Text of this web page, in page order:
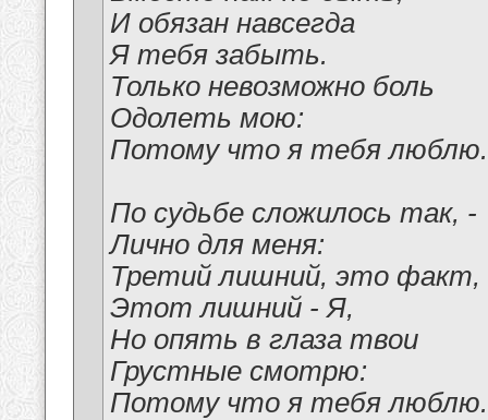
И обязан навсегда
Я тебя забыть.
Только невозможно боль
Одолеть мою:
Потому что я тебя люблю.
По судьбе сложилось так, -
Лично для меня:
Третий лишний, это факт,
Этот лишний - Я,
Но опять в глаза твои
Грустные смотрю:
Потому что я тебя люблю.